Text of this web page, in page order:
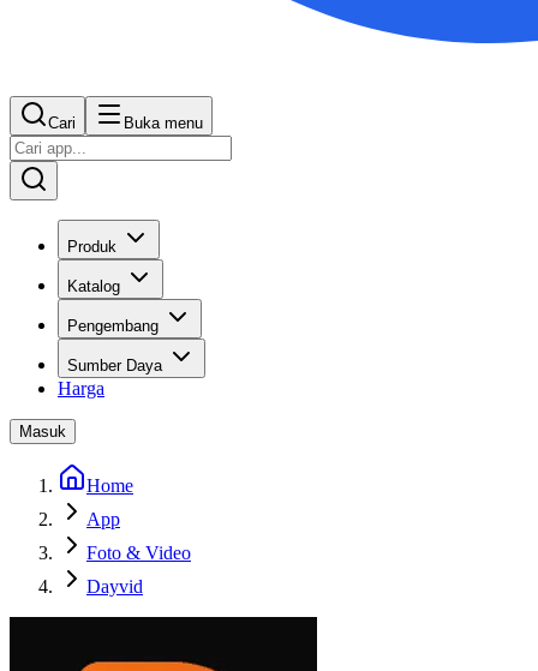
Cari Buka menu
Produk
Katalog
Pengembang
Sumber Daya
Harga
Masuk
Home
App
Foto & Video
Dayvid